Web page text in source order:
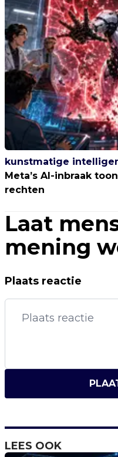
kunstmatige
Meta’s AI-inbraak
rechten
Laat
mening
Plaats reactie
LEES OOK